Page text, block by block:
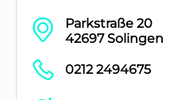
Parkstraße 20
42697 Solingen
0212 2494675